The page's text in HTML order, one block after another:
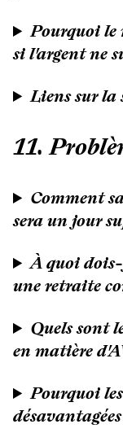
Pourquoi
si l'argent ne
Liens sur la
11.
Comment
sera un jour
À quoi
une retraite
Quels sont
en matière
Pourquoi